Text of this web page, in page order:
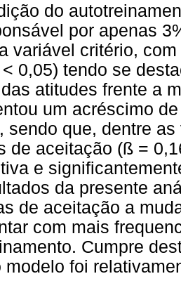
do
por apenas
variável critério,
0,05) tendo se
atitudes frente a
um acréscimo
sendo que, dentre
de aceitação (ß =
e
da presente
de aceitação a
com mais
Cumpre
modelo foi